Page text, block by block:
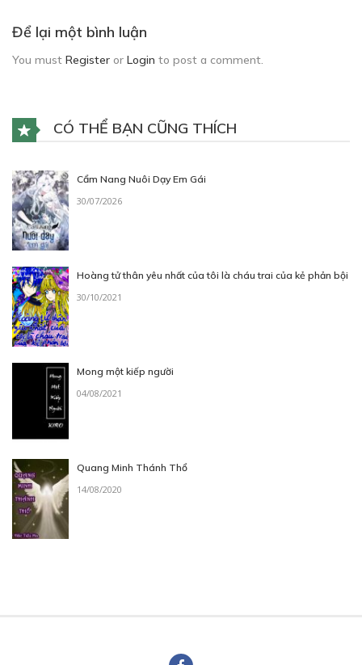
Để lại một bình luận
You must Register or Login to post a comment.
CÓ THỂ BẠN CŨNG THÍCH
Cẩm Nang Nuôi Dạy Em Gái
30/07/2026
Hoàng tử thân yêu nhất của tôi là cháu trai của kẻ phản bội
30/10/2021
Mong một kiếp người
04/08/2021
Quang Minh Thánh Thổ
14/08/2020